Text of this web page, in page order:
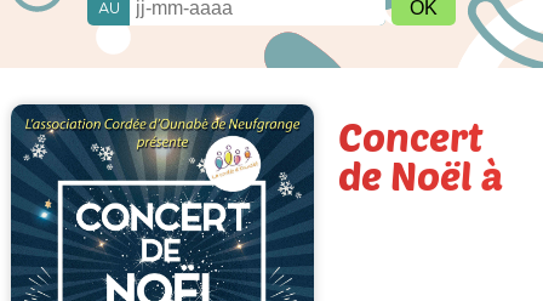
AU
Concert
de Noël à